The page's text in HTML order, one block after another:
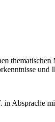
und
Absprache